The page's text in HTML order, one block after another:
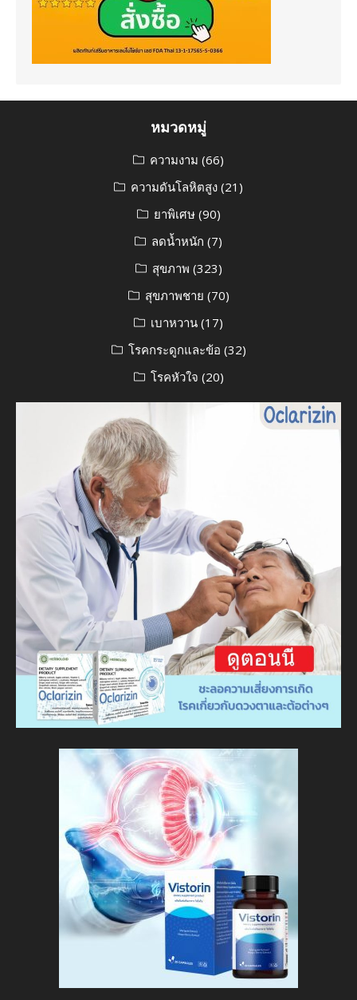
หมวดหมู่
ความงาม (66)
ความดันโลหิตสูง (21)
ยาพิเศษ(90)
ลดน้ำหนัก (7)
สุขภาพ (323)
สุขภาพชาย (70)
เบาหวาน (17)
โรคกระดูกและข้อ (32)
โรคหัวใจ (20)